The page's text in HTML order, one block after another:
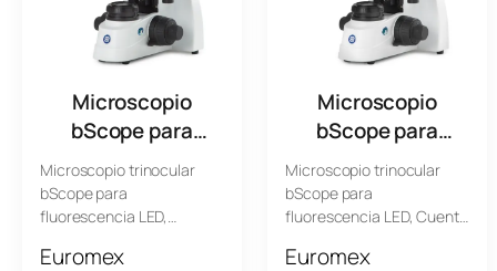
Microscopio
bScope para
Fluorescencia,
Trinocular
BS.3153-PLFi
Microscopio trinocular
bScope para
fluorescencia LED,
y revólver quíntuple con
Euromex
Microscopio
bScope para
Fluorescencia,
Trinocular
BS.3153-PLi
Microscopio trinocular
bScope para
fluorescencia LED, Cuenta
mm y un revólver
Euromex